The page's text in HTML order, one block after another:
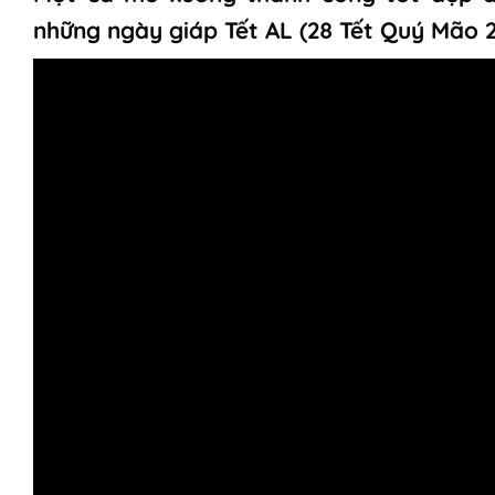
những ngày giáp Tết AL (28 Tết Quý Mão